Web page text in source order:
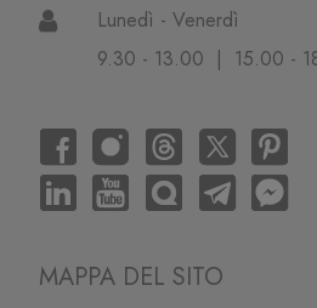
Lunedì - Venerdì
9.30 - 13.00 | 15.00 -
MAPPA DEL SITO